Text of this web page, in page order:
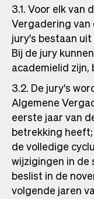
3.1. Voor elk van
Vergadering van
jury's bestaan
Bij de jury
academielid
3.2. De jury's
Algemene
eerste jaar van
betrekking
de volledige
wijzigingen in
beslist in de
volgende jaren